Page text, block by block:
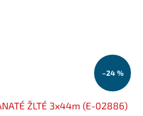
–24 %
ŽLTÉ 3x44m (E-02886)